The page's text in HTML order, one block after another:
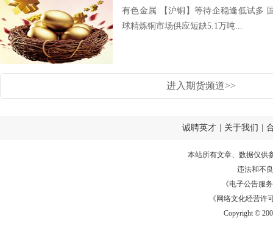
有色金属 【沪铜】等待企稳逢低试多
球精炼铜市场供应短缺5.1万吨...
进入期货频道>>
诚聘英才 关于我们
本站所有文章、数据仅供
违法和不
《电子公告服务
《网络文化经营许
Copyright ©